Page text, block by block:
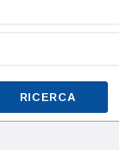
RICERCA